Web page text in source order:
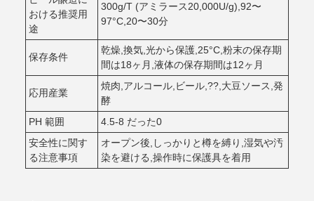
おける推奨用
途
300g/T (アミラース20,000U/g),92〜
97°C,20〜30分
保存条件
乾燥,換気,光から保護,25°C,粉末の保存期
間は18ヶ月,液体の保存期間は12ヶ月
応用産業
焼肉,アルコール,ビール,??,大豆ソース,発
酵
PH 範囲
4.5-8 だった0
安全性に関す
る注意事項
オープン後,しっかりと樽を縛り,湿気や汚
染を避ける,操作時に保護具を着用